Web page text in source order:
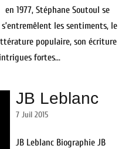
en 1977, Stéphane Soutoul se
les sentiments, le
populaire, son écriture
fortes...
JB Leblanc
7 Juil 2015
JB Leblanc Biographie JB